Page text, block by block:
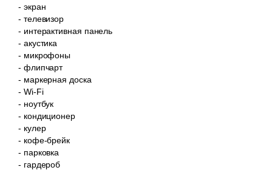
- экран
- телевизор
- интерактивная панель
- акустика
- микрофоны
- флипчарт
- маркерная доска
- Wi-Fi
- ноутбук
- кондиционер
- кулер
- кофе-брейк
- парковка
- гардероб